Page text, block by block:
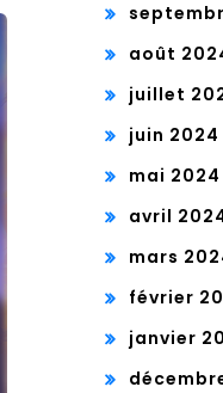
août
juillet
juin 2024
mai 2024
avril
mars
février
janvier